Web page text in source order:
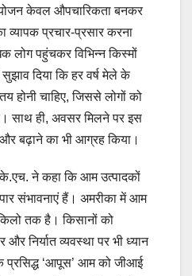
केवल औपचारिकता बनकर
व्यापक प्रचार-प्रसार करना
लोग पहुंचकर विभिन्न किस्मों
दिया कि हर वर्ष मेले के
होनी चाहिए, जिससे लोगों को
साथ ही, अवसर मिलने पर इस
बढ़ाने का भी आग्रह किया।
ने कहा कि आम उत्पादकों
संभावनाएं हैं। अमरीका में आम
तक है। किसानों को
निर्यात व्यवस्था पर भी ध्यान
प्रसिद्ध ‘आपूस’ आम को जीआई